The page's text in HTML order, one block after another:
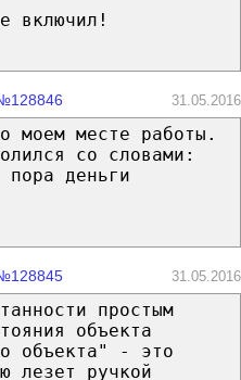
включил!
31.05.2016
моем месте работы.
со словами:
деньги
31.05.2016
простым
объекта
объекта" - это
лезет ручкой